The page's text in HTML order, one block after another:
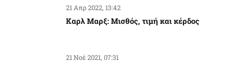
21 Απρ 2022, 13:42
Καρλ Μαρξ: Μισθός, τιμή και κέρδος
21 Νοέ 2021, 07:31